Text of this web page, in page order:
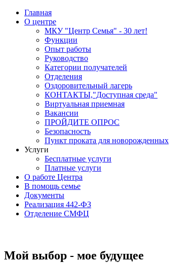
Главная
О центре
МКУ "Центр Семья" - 30 лет!
Функции
Опыт работы
Руководство
Категории получателей
Отделения
Оздоровительный лагерь
КОНТАКТЫ,"Доступная среда"
Виртуальная приемная
Вакансии
ПРОЙДИТЕ ОПРОС
Безопасность
Пункт проката для новорожденных
Услуги
Бесплатные услуги
Платные услуги
О работе Центра
В помощь семье
Документы
Реализация 442-ФЗ
Отделение СМФЦ
Мой выбор - мое будущее